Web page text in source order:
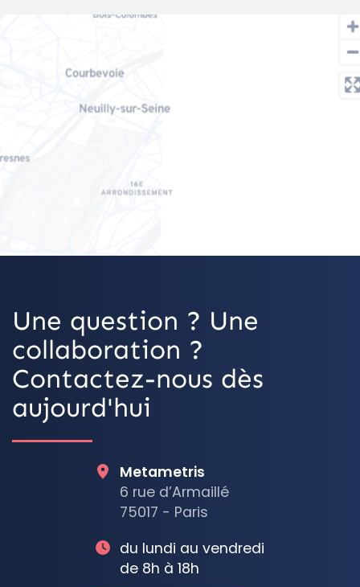
Une question ? Une
collaboration ?
Contactez-nous dès
aujourd'hui
Metametris
6 rue d’Armaillé
75017 - Paris
du lundi au vendredi
de 8h à 18h